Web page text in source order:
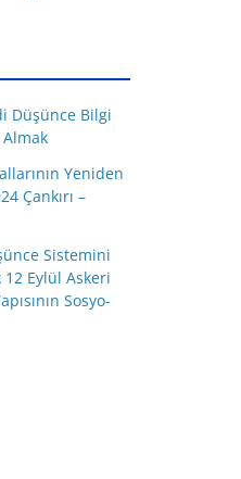
Düşünce Bilgi
Yeniden
Çankırı –
Sistemini
Eylül Askeri
Sosyo-